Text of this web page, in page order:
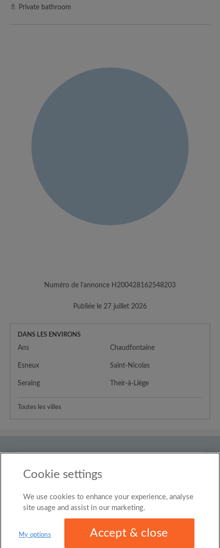
🚿 Private bathroom
Numéro de l'annonce H200428162548203
Publiée le 27 juillet 2026
DANS LES ENVIRONS
Ans Chaudfontaine
Esneux Saint-Nicolas
Seraing Their-à-Liège
Toutes les villes
Belgium
© Roomgo Limited 2025 - 21 Market Place, Stockport,
United Kingdom, SK1 1EU
Cookie settings
We use cookies to enhance your experience, analyse
site usage and assist in our marketing.
My options Accept & close